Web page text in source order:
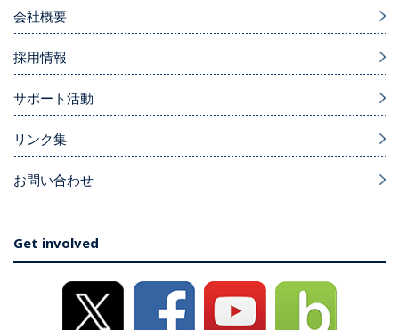
会社概要
採用情報
サポート活動
リンク集
お問い合わせ
Get involved